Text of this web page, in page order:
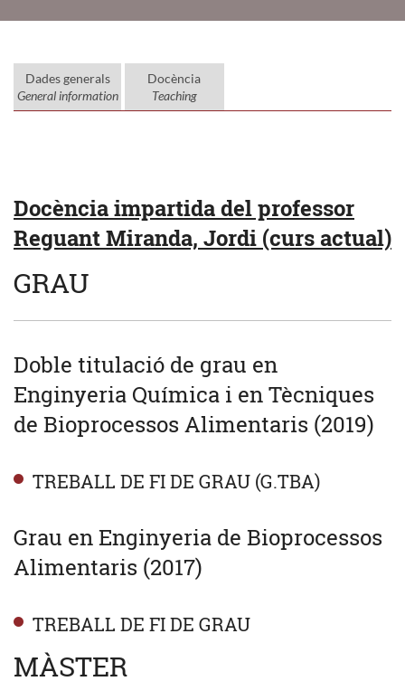
Dades generals
General information
Docència
Teaching
Docència impartida del professor
Reguant Miranda, Jordi (curs actual)
GRAU
Doble titulació de grau en
Enginyeria Química i en Tècniques
de Bioprocessos Alimentaris (2019)
TREBALL DE FI DE GRAU (G.TBA)
Grau en Enginyeria de Bioprocessos
Alimentaris (2017)
TREBALL DE FI DE GRAU
MÀSTER